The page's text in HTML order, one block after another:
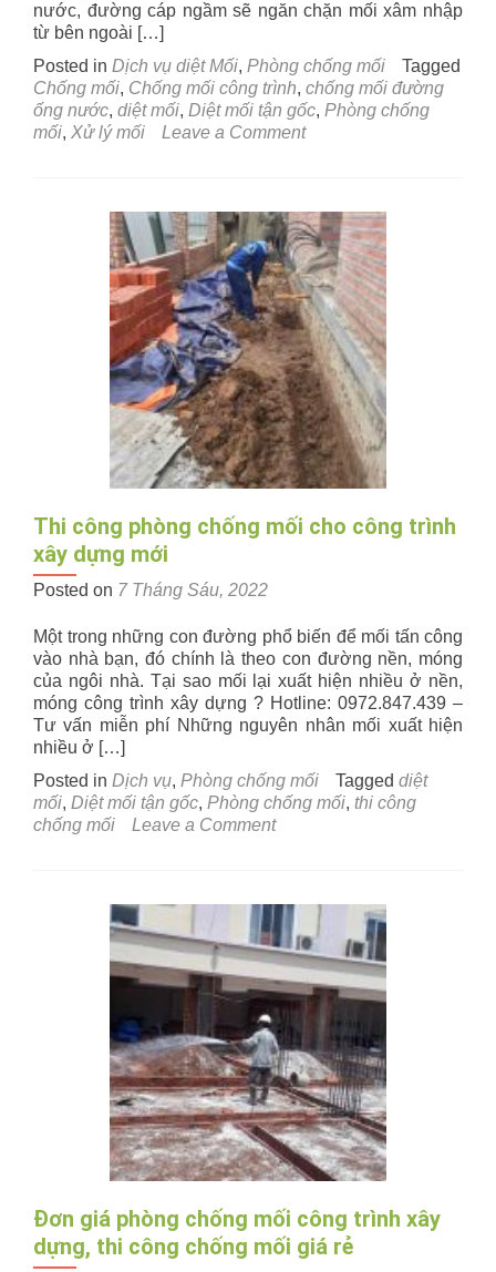
nước, đường cáp ngầm sẽ ngăn chặn mối xâm nhập
từ bên ngoài […]
Posted in Dịch vụ diệt Mối, Phòng chống mối
Tagged
Chống mối, Chống mối công trình, chống mối đường
ống nước, diệt mối, Diệt mối tận gốc, Phòng chống
mối, Xử lý mối Leave a Commenton
mối
đường
ống
nước
Thi công phòng chống mối cho công trình
xây dựng mới
Posted on 7 Tháng Sáu, 2022
Một trong những con đường phổ biến để mối tấn công
vào nhà bạn, đó chính là theo con đường nền, móng
của ngôi nhà. Tại sao mối lại xuất hiện nhiều ở nền,
móng công trình xây dựng ? Hotline: 0972.847.439 –
Tư vấn miễn phí Những nguyên nhân mối xuất hiện
nhiều ở […]
Posted in Dịch vụ, Phòng chống mối Tagged diệt
mối, Diệt mối tận gốc, Phòng chống mối, thi công
chống mối
Leave a Commenton
chống
mối
cho
công
trình
xây
dựng
mới
Đơn giá phòng chống mối công trình xây
dựng, thi công chống mối giá rẻ